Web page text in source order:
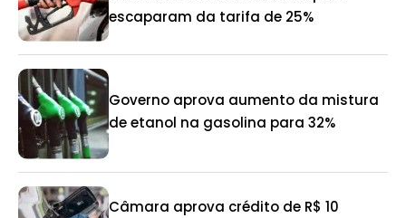
escaparam da tarifa de 25%
Governo aprova aumento da mistura
de etanol na gasolina para 32%
Câmara aprova crédito de R$ 10